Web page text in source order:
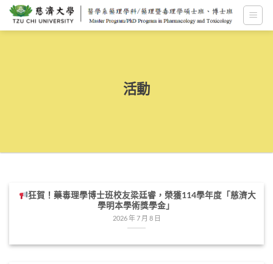
活動
狂賀！藥毒理學博士班校友梁廷睿，榮獲114學年度「慈濟大
學明本學術獎學金」
2026 年 7 月 8 日